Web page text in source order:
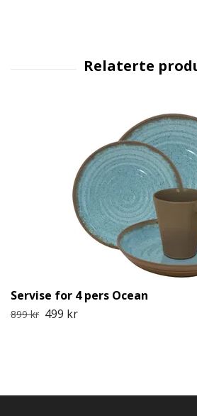
Servise for 4 pers Ocean
899 kr 499 kr